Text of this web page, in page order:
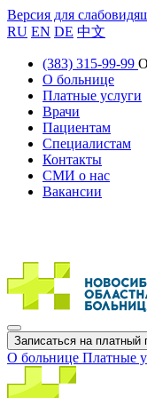
Версия для
RU EN DE 中文
(383) 315-99-99
О больнице
Платные услуги
Врачи
Пациентам
Специалистам
Контакты
СМИ о нас
Вакансии
Записаться на платный
О больнице Платные